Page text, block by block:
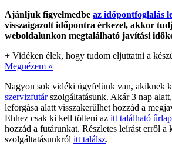
Ajánljuk figyelmedbe az időpontfoglalás
visszaigazolt időpontra érkezel, akkor
weboldalunkon megtalálható javítási
+ Vidéken élek, hogy tudom eljuttatni a
Megnézem »
Nagyon sok vidéki ügyfelünk van, akiknek
szervizfutárszolgáltatásunk. Akár 3 nap
leforgása alatt visszakerülhet hozzád a
Ehhez csak ki kell tölteni az itt található
hozzád a futárunkat. Részletes leírást erről a
szolgáltatásunkról itt találsz.